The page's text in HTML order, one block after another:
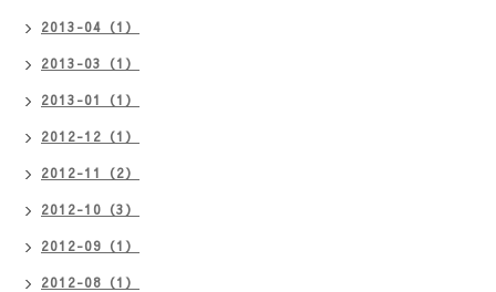
2013-04（1）
2013-03（1）
2013-01（1）
2012-12（1）
2012-11（2）
2012-10（3）
2012-09（1）
2012-08（1）